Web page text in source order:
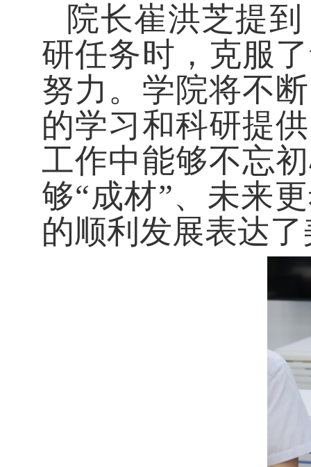
院长崔洪芝提
研任务时，克服
努力。学院将不
的学习和科研提
工作中能够不忘
够“成材”、未来
的顺利发展表达